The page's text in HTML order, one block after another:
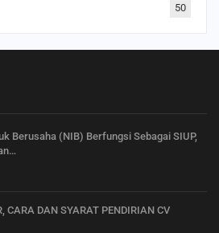
50
Berusaha (NIB) Berfungsi Sebagai SIUP,
CARA DAN SYARAT PENDIRIAN CV